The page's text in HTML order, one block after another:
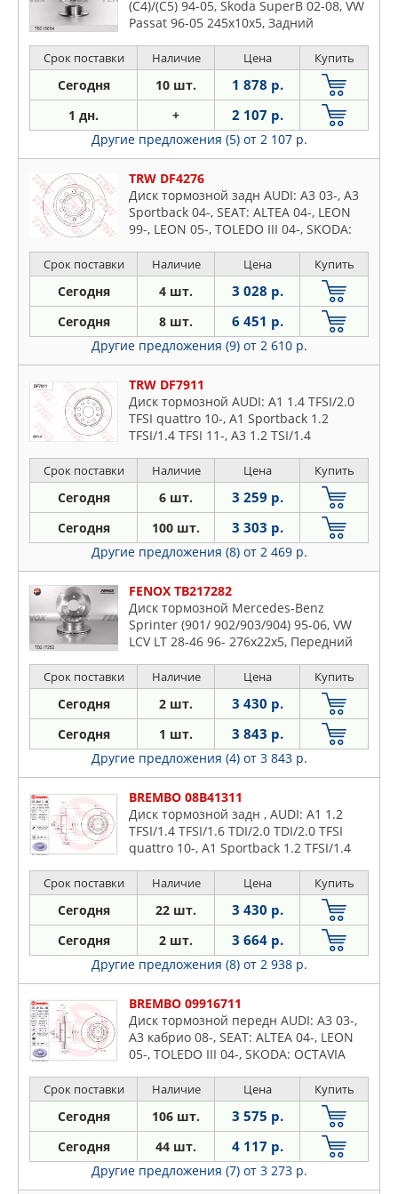
(C4)/(C5) 94-05, Skoda SuperB 02-08, VW
Passat 96-05 245x10x5, Задний
Срок поставки Наличие Цена Купить
Сегодня 10 шт. 1 878 р.
1 дн. + 2 107 р.
Другие предложения (5) от 2 107 р.
TRW DF4276
Диск тормозной задн AUDI: A3 03-, A3
Sportback 04-, SEAT: ALTEA 04-, LEON
99-, LEON 05-, TOLEDO III 04-, SKODA:
EOS 06-,
Срок поставки Наличие Цена Купить
Сегодня 4 шт. 3 028 р.
Сегодня 8 шт. 6 451 р.
Другие предложения (9) от 2 610 р.
TRW DF7911
Диск тормозной AUDI: A1 1.4 TFSI/2.0
TFSI quattro 10-, A1 Sportback 1.2
TFSI/1.4 TFSI 11-, A3 1.2 TSI/1.4
TFSI/1.8 TFSI quat
Срок поставки Наличие Цена Купить
Сегодня 6 шт. 3 259 р.
Сегодня 100 шт. 3 303 р.
Другие предложения (8) от 2 469 р.
FENOX TB217282
Диск тормозной Mercedes-Benz
Sprinter (901/ 902/903/904) 95-06, VW
LCV LT 28-46 96- 276x22x5, Передний
Срок поставки Наличие Цена Купить
Сегодня 2 шт. 3 430 р.
Сегодня 1 шт. 3 843 р.
Другие предложения (4) от 3 843 р.
BREMBO 08B41311
Диск тормозной задн , AUDI: A1 1.2
TFSI/1.4 TFSI/1.6 TDI/2.0 TDI/2.0 TFSI
quattro 10-, A1 Sportback 1.2 TFSI/1.4
TFSI/1.6/1.
Срок поставки Наличие Цена Купить
Сегодня 22 шт. 3 430 р.
Сегодня 2 шт. 3 664 р.
Другие предложения (8) от 2 938 р.
BREMBO 09916711
Диск тормозной передн AUDI: A3 03-,
A3 кабрио 08-, SEAT: ALTEA 04-, LEON
05-, TOLEDO III 04-, SKODA: OCTAVIA
GOLF PLUS
Срок поставки Наличие Цена Купить
Сегодня 106 шт. 3 575 р.
Сегодня 44 шт. 4 117 р.
Другие предложения (7) от 3 273 р.